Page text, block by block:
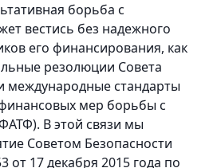
борьба с
вестись без надежного
его финансирования, как
резолюции Совета
международные стандарты
мер борьбы с
В этой связи мы
Советом Безопасности
17 декабря 2015 года по